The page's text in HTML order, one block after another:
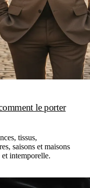
le porter
tissus,
saisons et maisons
intemporelle.